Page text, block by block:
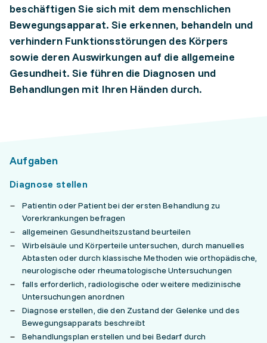
beschäftigen Sie sich mit dem menschlichen
Bewegungsapparat. Sie erkennen, behandeln und
verhindern Funktionsstörungen des Körpers
sowie deren Auswirkungen auf die allgemeine
Gesundheit. Sie führen die Diagnosen und
Behandlungen mit Ihren Händen durch.
Aufgaben
Diagnose stellen
Patientin oder Patient bei der ersten Behandlung zu
Vorerkrankungen befragen
allgemeinen Gesundheitszustand beurteilen
Wirbelsäule und Körperteile untersuchen, durch manuelles
Abtasten oder durch klassische Methoden wie orthopädische,
neurologische oder rheumatologische Untersuchungen
falls erforderlich, radiologische oder weitere medizinische
Untersuchungen anordnen
Diagnose erstellen, die den Zustand der Gelenke und des
Bewegungsapparats beschreibt
Behandlungsplan erstellen und bei Bedarf durch